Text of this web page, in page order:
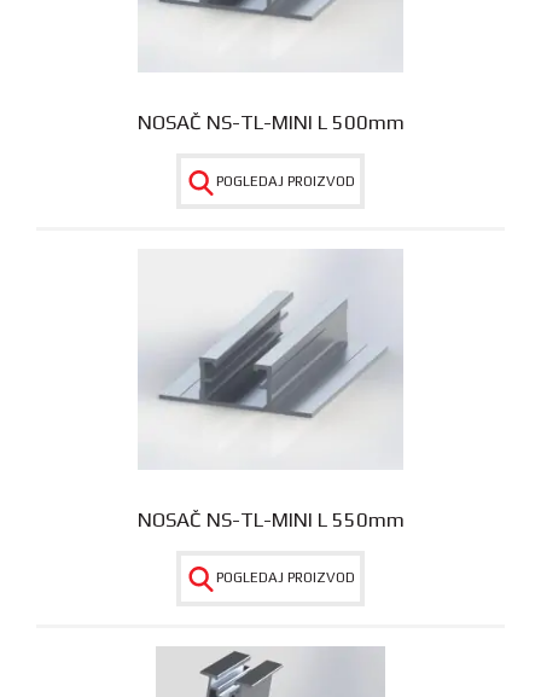
NOSAČ NS-TL-MINI L 500mm
POGLEDAJ PROIZVOD
NOSAČ NS-TL-MINI L 550mm
POGLEDAJ PROIZVOD